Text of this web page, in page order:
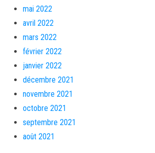
mai 2022
avril 2022
mars 2022
février 2022
janvier 2022
décembre 2021
novembre 2021
octobre 2021
septembre 2021
août 2021